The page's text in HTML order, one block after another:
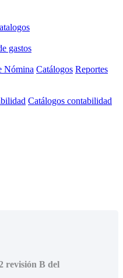
gastos
Nómina Catálogos Reportes
Catálogos contabilidad
revisión B del